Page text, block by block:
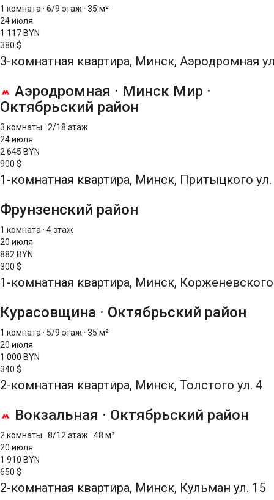
1 комната · 6/9 этаж · 35 м²
24 июля
1 117 BYN
380 $
3-комнатная квартира, Минск, Аэродромная
Аэродромная · Минск Мир ·
Октябрьский район
3 комнаты · 2/18 этаж
24 июля
2 645 BYN
900 $
1-комнатная квартира, Минск, Притыцкого ул.
Фрунзенский район
1 комната · 4 этаж
20 июля
882 BYN
300 $
1-комнатная квартира, Минск, Корженевского
Курасовщина · Октябрьский район
1 комната · 5/9 этаж · 35 м²
20 июля
1 000 BYN
340 $
2-комнатная квартира, Минск, Толстого ул. 4
Вокзальная · Октябрьский район
2 комнаты · 8/12 этаж · 48 м²
20 июля
1 910 BYN
650 $
2-комнатная квартира, Минск, Кульман ул. 15